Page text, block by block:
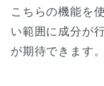
こちらの機能を
い範囲に成分が
が期待できます。